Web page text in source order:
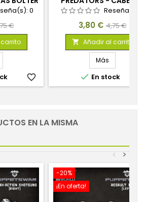
0
€
favorite_border
1:48Reseña(s):
Precio
3,80 € Precio
base
4,75 €
 Añadir al carrito
Más
 En stock
EN LA MISMA
>
<
-20%
¡En oferta!